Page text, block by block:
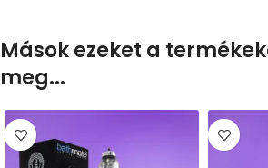
Mások ezeket a
meg...